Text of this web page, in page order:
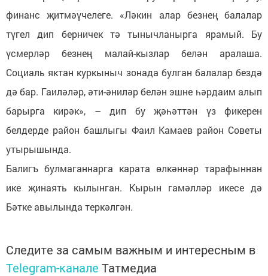
финанс җитмәүчелеге. «Ләкин алар безнең балалар
түгел дип берничек тә тынычланырга ярамый. Бу
үсмерләр безнең малай-кызлар белән аралаша.
Социаль яктан куркыныч зонада булган балалар бездә
дә бар. Гаиләләр, әти-әниләр белән эшне һәрдаим алып
барырга кирәк», – дип бу җәһәттән үз фикерен
белдерде район башлыгы Фаил Камаев район Советы
утырышында.
Балигъ булмаганнарга карата өлкәннәр тарафыннан
ике җинаять кылынган. Кырын гамәлләр икесе дә
Бәтке авылында теркәлгән.
Следите за самым важным и интересным в
Telegram-канале Татмедиа